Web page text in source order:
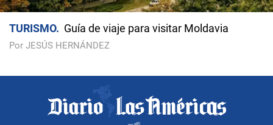
TURISMO Guía de viaje para visitar Moldavia
Por JESÚS HERNÁNDEZ